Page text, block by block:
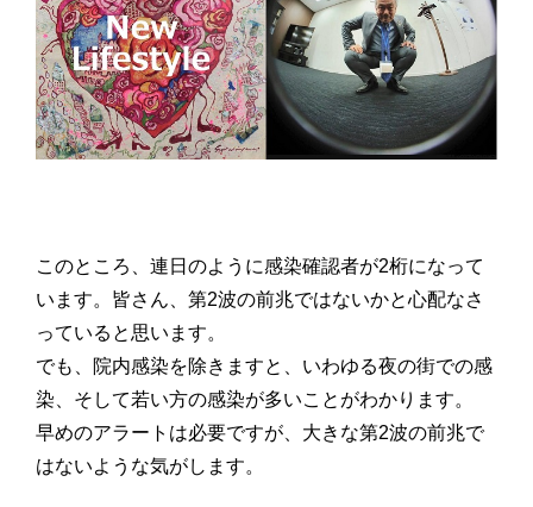
このところ、連日のように感染確認者が2桁になって
います。皆さん、第2波の前兆ではないかと心配なさ
っていると思います。
でも、院内感染を除きますと、いわゆる夜の街での感
染、そして若い方の感染が多いことがわかります。
早めのアラートは必要ですが、大きな第2波の前兆で
はないような気がします。